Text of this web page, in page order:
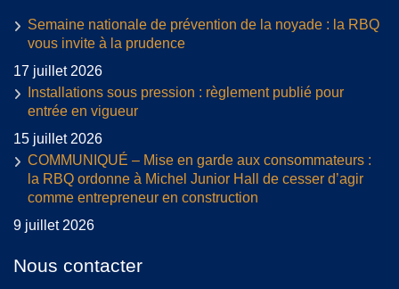
Semaine nationale de prévention de la noyade : la RBQ
vous invite à la prudence
17 juillet 2026
Installations sous pression : règlement publié pour
entrée en vigueur
15 juillet 2026
COMMUNIQUÉ – Mise en garde aux consommateurs :
la RBQ ordonne à Michel Junior Hall de cesser d’agir
comme entrepreneur en construction
9 juillet 2026
Nous contacter